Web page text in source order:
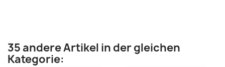
35 andere Artikel in der gleichen
Kategorie: